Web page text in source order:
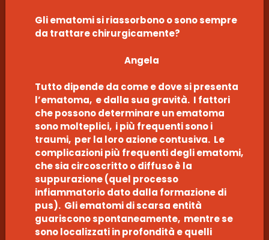
Gli ematomi si riassorbono o sono sempre
da trattare chirurgicamente?
Angela
Tutto dipende da come e dove si presenta
l’ematoma, e dalla sua gravità. I fattori
che possono determinare un ematoma
sono molteplici, i più frequenti sono i
traumi, per la loro azione contusiva. Le
complicazioni più frequenti degli ematomi,
che sia circoscritto o diffuso è la
suppurazione (quel processo
infiammatorio dato dalla formazione di
pus). Gli ematomi di scarsa entità
guariscono spontaneamente, mentre se
sono localizzati in profondità e quelli